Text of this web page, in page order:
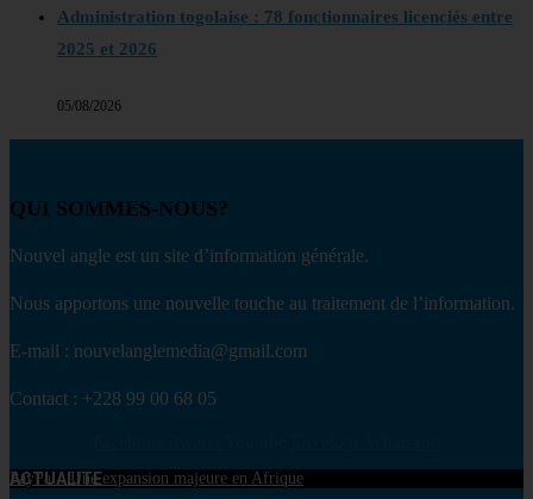
Administration togolaise : 78 fonctionnaires licenciés entre
2025 et 2026
05/08/2026
QUI SOMMES-NOUS?
Nouvel angle est un site d’information générale.
Nous apportons une nouvelle touche au traitement de l’information.
E-mail : nouvelanglemedia@gmail.com
Contact : +228 99 00 68 05
ACTUALITE
PayPal : Une expansion majeure en Afrique